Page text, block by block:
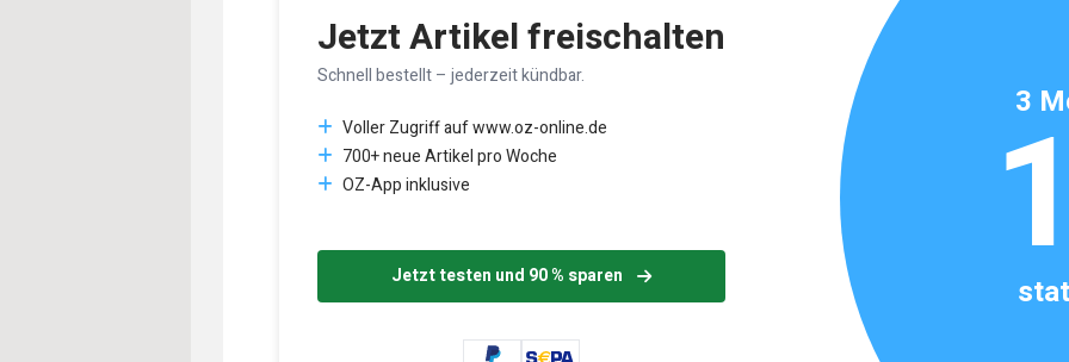
Jetzt Artikel freischalten
Schnell bestellt – jederzeit kündbar.
Voller Zugriff auf www.oz-online.de
700+ neue Artikel pro Woche
OZ-App inklusive
Jetzt testen und 90 % sparen
3